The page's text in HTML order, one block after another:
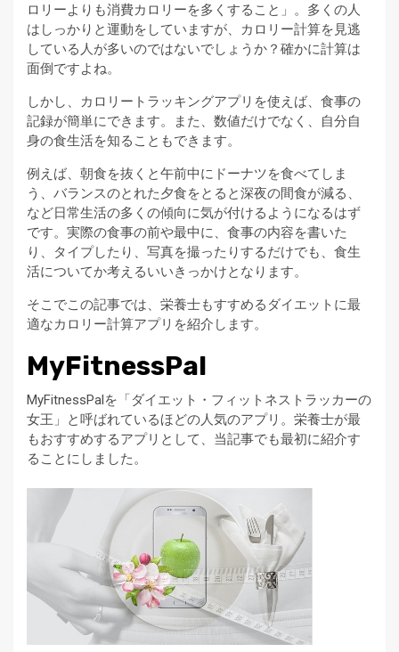
ロリーよりも消費カロリーを多くすること」。多くの人
はしっかりと運動をしていますが、カロリー計算を見逃
している人が多いのではないでしょうか？確かに計算は
面倒ですよね。
しかし、カロリートラッキングアプリを使えば、食事の
記録が簡単にできます。また、数値だけでなく、自分自
身の食生活を知ることもできます。
例えば、朝食を抜くと午前中にドーナツを食べてしま
う、バランスのとれた夕食をとると深夜の間食が減る、
など日常生活の多くの傾向に気が付けるようになるはず
です。実際の食事の前や最中に、食事の内容を書いた
り、タイプしたり、写真を撮ったりするだけでも、食生
活についてか考えるいいきっかけとなります。
そこでこの記事では、栄養士もすすめるダイエットに最
適なカロリー計算アプリを紹介します。
MyFitnessPal
MyFitnessPalを「ダイエット・フィットネストラッカーの
女王」と呼ばれているほどの人気のアプリ。栄養士が最
もおすすめするアプリとして、当記事でも最初に紹介す
ることにしました。